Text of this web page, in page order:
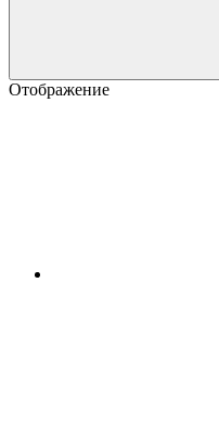
Отображение